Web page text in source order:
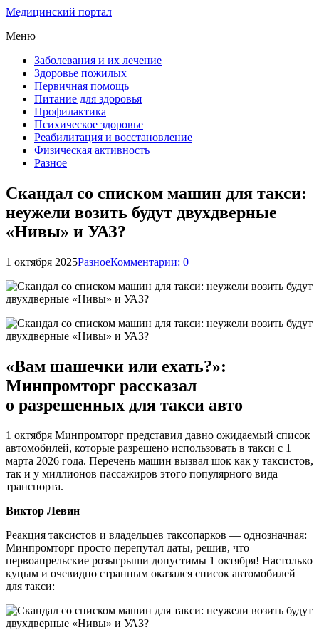
Медицинский портал
Меню
Заболевания и их лечение
Здоровье пожилых
Первичная помощь
Питание для здоровья
Профилактика
Психическое здоровье
Реабилитация и восстановление
Физическая активность
Разное
Скандал со списком машин для такси:
неужели возить будут двухдверные
«Нивы» и УАЗ?
1 октября 2025РазноеКомментарии: 0
«Вам шашечки или ехать?»:
Минпромторг рассказал
о разрешенных для такси авто
1 октября Минпромторг представил давно ожидаемый список
автомобилей, которые разрешено использовать в такси с 1
марта 2026 года. Перечень машин вызвал шок как у таксистов,
так и у миллионов пассажиров этого популярного вида
транспорта.
Виктор Левин
Реакция таксистов и владельцев таксопарков — однозначная:
Минпромторг просто перепутал даты, решив, что
первоапрельские розыгрыши допустимы 1 октября! Настолько
куцым и очевидно странным оказался список автомобилей
для такси: